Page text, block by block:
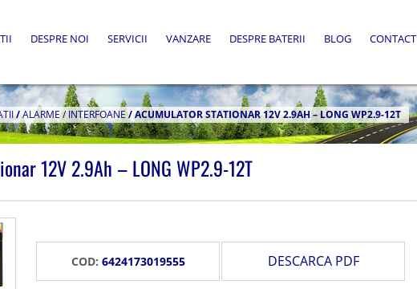
DESPRE NOI SERVICII VANZARE DESPRE BATERII BLOG CONTACT
/ALARME / INTERFOANE/ACUMULATOR STATIONAR 12V 2.9AH – LONG WP2.9-12T
12V 2.9Ah – LONG WP2.9-12T
COD: 6424173019555 DESCARCA PDF